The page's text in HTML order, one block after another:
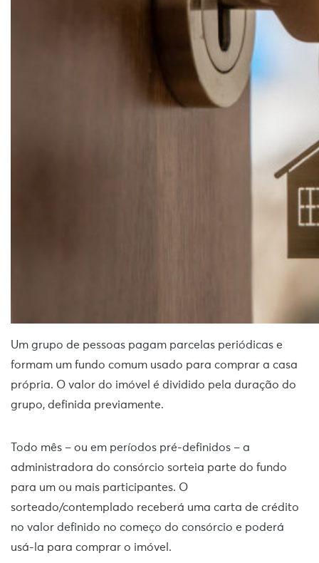
Um grupo de pessoas pagam parcelas periódicas e
formam um fundo comum usado para comprar a casa
própria. O valor do imóvel é dividido pela duração do
grupo, definida previamente.
Todo mês – ou em períodos pré-definidos – a
administradora do consórcio sorteia parte do fundo
para um ou mais participantes. O
sorteado/contemplado receberá uma carta de crédito
no valor definido no começo do consórcio e poderá
usá-la para comprar o imóvel.